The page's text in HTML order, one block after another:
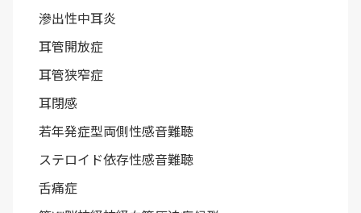
滲出性中耳炎
耳管開放症
耳管狭窄症
耳閉感
若年発症型両側性感音難聴
ステロイド依存性感音難聴
舌痛症